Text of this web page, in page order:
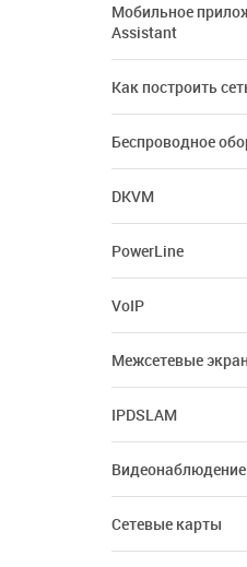
Мобильное
Assistant
Как построить
Беспроводное
DKVM
PowerLine
VoIP
Межсетевые
IPDSLAM
Видеонаблюдение
Сетевые карты